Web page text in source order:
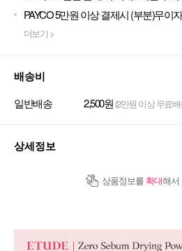
PAYCO 5만원 이상 결제시 (부분)무이
더보기 >
배송비
일반배송 2,500원 (2만원 이상 무료배
상세정보
상품정보를 확대해서